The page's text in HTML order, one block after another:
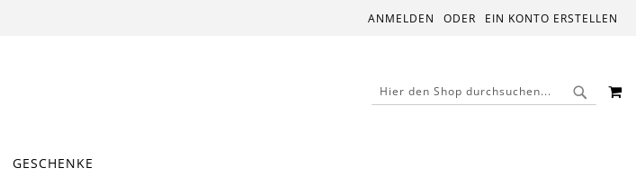
ANMELDEN EIN KONTO ERSTELLEN
SUCHE
GESCHENKE